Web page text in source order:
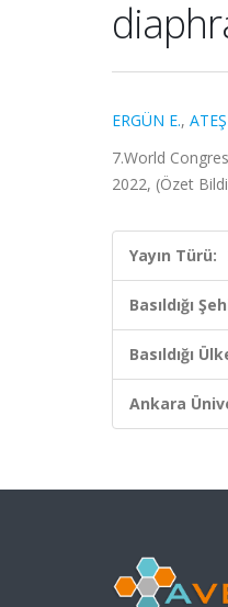
ERGÜN E.,
7.World
2022, (Özet
Yayın Türü:
Basıldığı
Basıldığı
Ankara